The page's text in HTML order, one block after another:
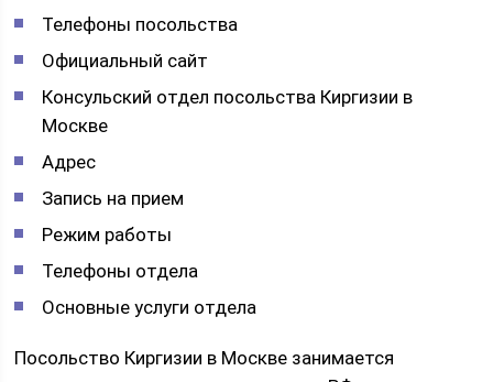
Телефоны посольства
Официальный сайт
Консульский отдел посольства Киргизии в
Москве
Адрес
Запись на прием
Режим работы
Телефоны отдела
Основные услуги отдела
Посольство Киргизии в Москве занимается